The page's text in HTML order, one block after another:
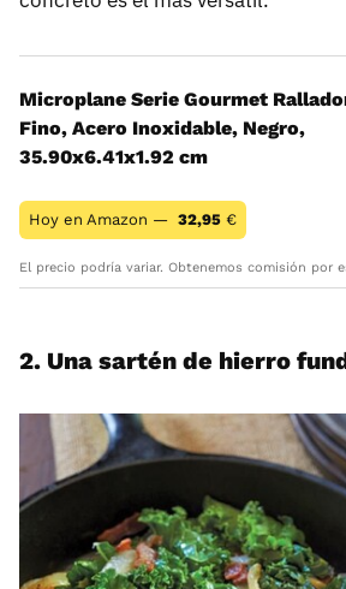
Microplane Serie Gourmet
Fino, Acero Inoxidable, Negro,
35.90x6.41x1.92 cm
Hoy en Amazon — 32,95 €
El precio podría variar. Obtenemos comisión por
2. Una sartén de hierro